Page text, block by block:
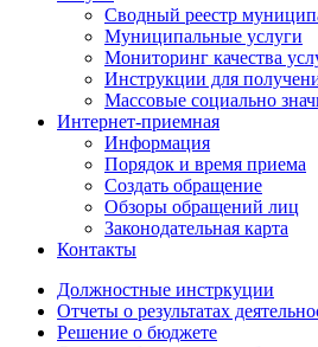
Сводный реестр
Муниципальные услуги
Мониторинг качества
Инструкции для
Массовые социально
Интернет-приемная
Информация
Порядок и время приема
Создать обращение
Обзоры обращений лиц
Законодательная карта
Контакты
Должностные инстркуции
Отчеты о результатах
Решение о бюджете